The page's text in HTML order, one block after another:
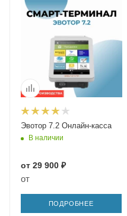
Эвотор 7.2 Онлайн-касса
В наличии
от 29 900 ₽
от
ПОДРОБНЕЕ